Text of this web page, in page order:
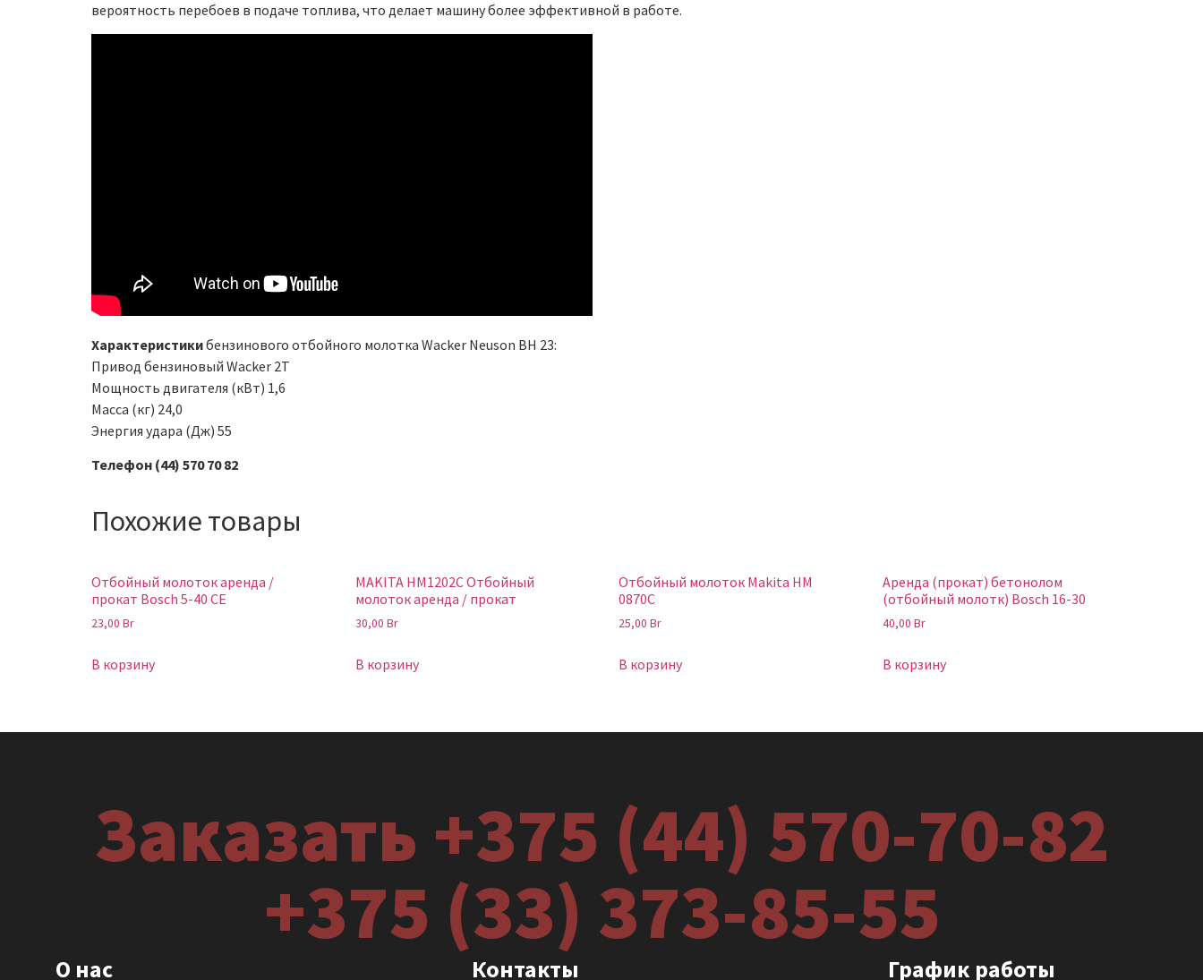
вероятность перебоев в подаче топлива, что делает машину более эффективной в работе.
Характеристикибензинового отбойного молотка Wacker Neuson BH 23:
Привод бензиновый Wacker 2T
Мощность двигателя (кВт) 1,6
Масса (кг) 24,0
Энергия удара (Дж) 55
Телефон (44) 570 70 82
Похожие товары
Отбойный молоток аренда /
прокат Bosch 5-40 CE
23,00 Br
В корзину
MAKITA HM1202C Отбойный
молоток аренда / прокат
30,00 Br
В корзину
Отбойный молоток Makita HM
0870C
25,00Br
В корзину
Аренда (прокат) бетонолом
(отбойный молотк) Bosch 16-30
40,00Br
В корзину
Заказать +375 (44) 570-70-82
+375 (33) 373-85-55
О нас Контакты График работы